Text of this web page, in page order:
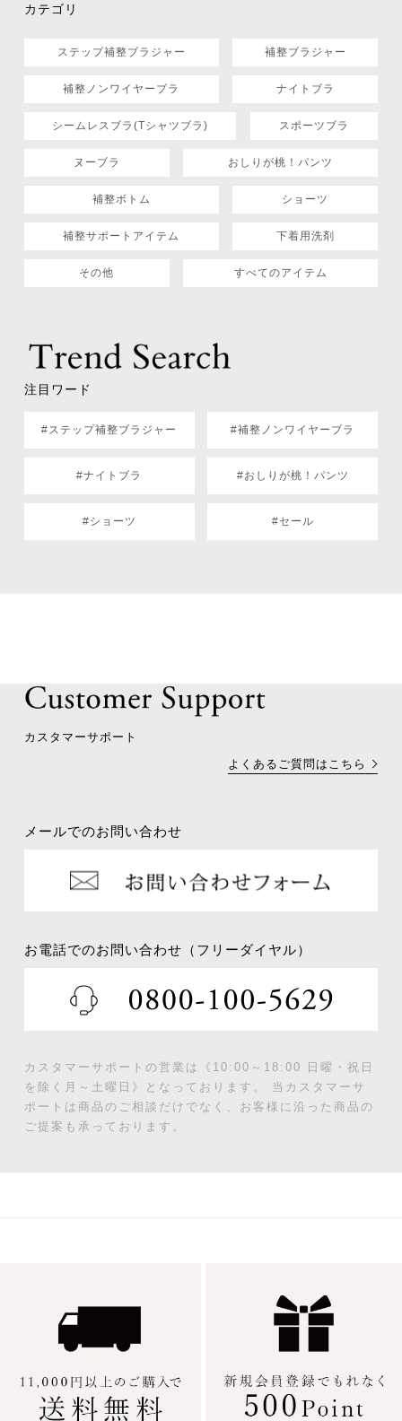
カテゴリ
ステップ補整ブラジャー 補整ブラジャー
補整ノンワイヤーブラ ナイトブラ
シームレスブラ(Tシャツブラ) スポーツブラ
ヌーブラ おしりが桃！パンツ
補整ボトム ショーツ
補整サポートアイテム 下着用洗剤
その他 すべてのアイテム
注目ワード
#ステップ補整ブラジャー #補整ノンワイヤーブラ
#ナイトブラ #おしりが桃！パンツ
#ショーツ #セール
カスタマーサポート
よくあるご質問はこちら
メールでのお問い合わせ
お電話でのお問い合わせ（フリーダイヤル）
カスタマーサポートの営業は《10:00～18:00 日曜・祝日
を除く月～土曜日》となっております。
当カスタマーサ
ポートは商品のご相談だけでなく、お客様に沿った商品の
ご提案も承っております。